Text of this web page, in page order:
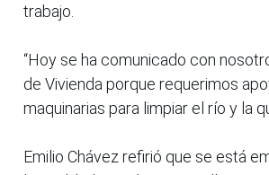
trabajo.
“Hoy se ha comunicado con
de Vivienda porque requerimos
maquinarias para limpiar el río y la
Emilio Chávez refirió que se está